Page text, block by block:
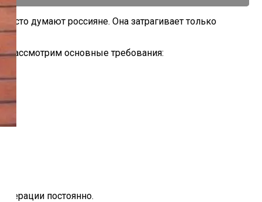
думают россияне. Она затрагивает только
Рассмотрим основные требования:
постоянно.